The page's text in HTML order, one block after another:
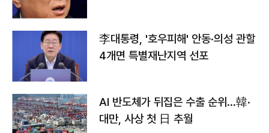
李대통령, '호우피해' 안동·의성 관할
4개면 특별재난지역 선포
AI 반도체가 뒤집은 수출 순위…韓·
대만, 사상 첫 日 추월